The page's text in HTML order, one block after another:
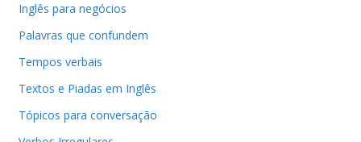
Inglês para negócios
Palavras que confundem
Tempos verbais
Textos e Piadas em Inglês
Tópicos para conversação